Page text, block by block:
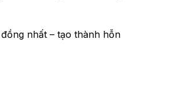
nhất – tạo thành hỗn